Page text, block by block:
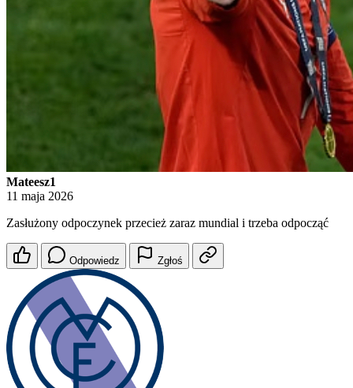
Mateesz1
11 maja 2026
Zasłużony odpoczynek przecież zaraz mundial i trzeba odpocząć
Odpowiedz Zgłoś